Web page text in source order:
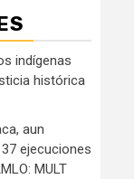
indígenas
histórica
aun
ejecuciones
MULT